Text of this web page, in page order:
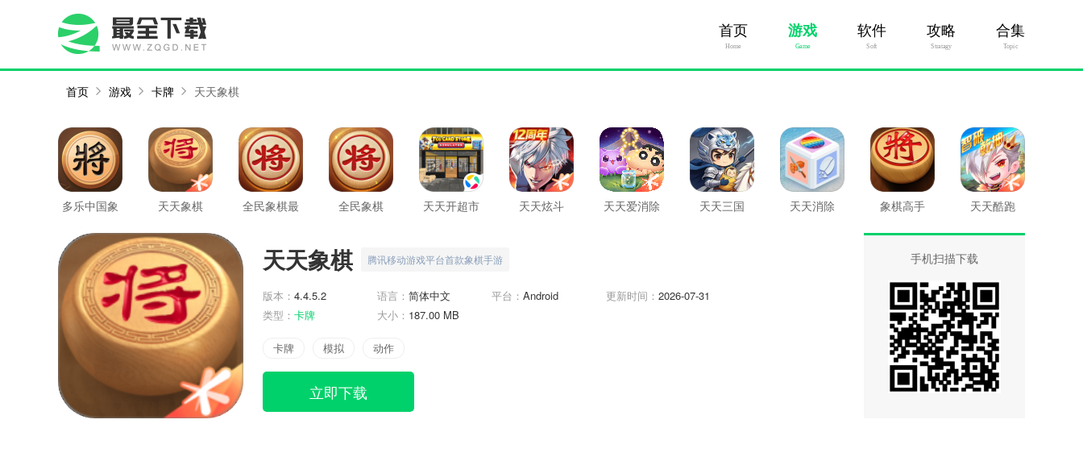
首页
Home
游戏
Game
软件
Soft
攻略
Stratagy
合集
Topic
首页 游戏 卡牌 天天象棋
多乐中国象
天天象棋
全民象棋最
全民象棋 天天开超市 天天炫斗 天天爱消除 天天三国 天天消除 象棋高手 天天酷跑
手机扫描下载
天天象棋 腾讯移动游戏平台首款象棋手游
版本： 4.4.5.2 语言： 简体中文 平台： Android 更新时间： 2026-07-31
类型： 卡牌 大小： 187.00 MB
卡牌 模拟 动作
立即下载